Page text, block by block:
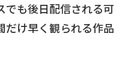
でも後日配信される可
だけ早く観られる作品